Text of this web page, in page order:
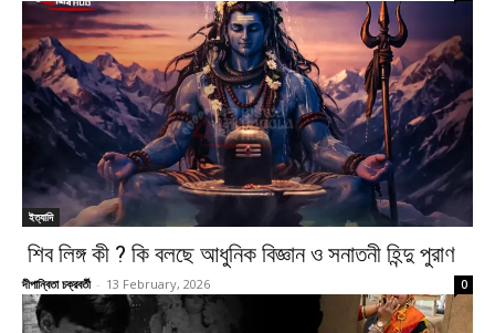
ইত্যাদি
শিব লিঙ্গ কী ? কি বলছে আধুনিক বিজ্ঞান ও সনাতনী হিন্দু পুরাণ
দীপান্বিতা চক্রবর্তী - 13 February, 2026 0